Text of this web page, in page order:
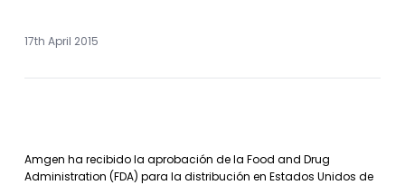
17th April 2015
Amgen ha recibido la aprobación de la Food and Drug
Administration (FDA) para la distribución en Estados Unidos de